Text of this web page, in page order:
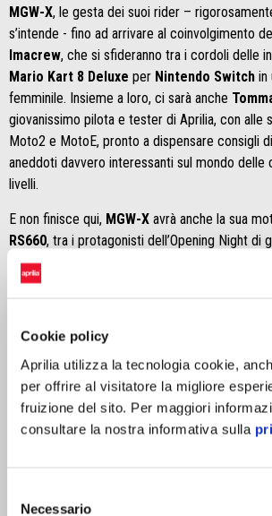
Cookie policy
Aprilia utilizza la tecnologia cookie,
per offrire al visitatore la migliore
fruizione del sito. Per maggiori
consultare la nostra informativa sulla
delNecessario
MGW-X, le gesta dei suoi rider –
s’intende - fino ad arrivare al coinvolgimento
Imacrew, che si sfideranno tra i cordoli delle
Mario Kart 8 Deluxe per Nintendo Switch in
femminile. Insieme a loro, ci sarà anche
giovanissimo pilota e tester di Aprilia, con alle
Moto2 e MotoE, pronto a dispensare consigli
aneddoti davvero interessanti sul mondo delle
livelli.
E non finisce qui, MGW-X avrà anche la sua
RS660, tra i protagonisti dell’Opening Night di
la serata di gala virtuale che sancisce l’inizio
partecipato anche
, che ha
proplayer dell’Aprilia Racing Esports Team
interessante ascoltare gli aneddoti di uno dei
motociclismo, scoprire cosa si prova a essere
e quali parallelismi ci sono tra la vita di un
un proplayer. Sicuramente, tra correre nella
controller una cosa non cambia: la costante
è una delle icone del
di 6 titoli iridati. Ricopre il ruolo di
Brand